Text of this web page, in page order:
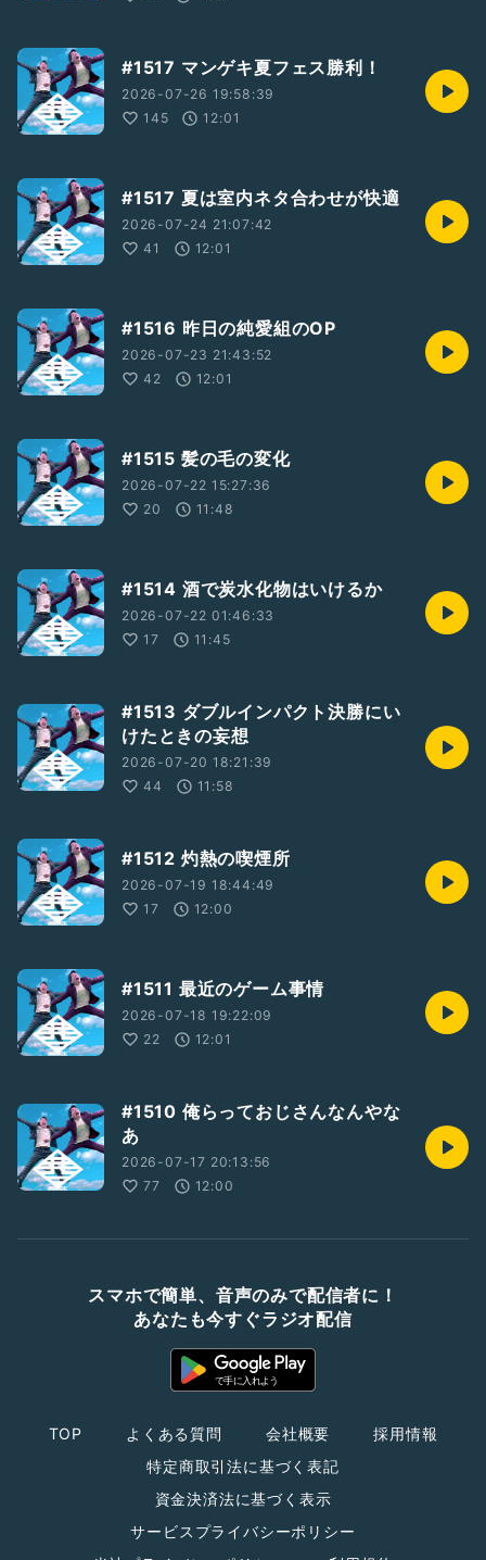
#1517 マンゲキ夏フェス勝利！
2026-07-26 19:58:39
145
12:01
#1517 夏は室内ネタ合わせが快適
2026-07-24 21:07:42
41
12:01
#1516 昨日の純愛組のOP
2026-07-23 21:43:52
42
12:01
#1515 髪の毛の変化
2026-07-22 15:27:36
20
11:48
#1514 酒で炭水化物はいけるか
2026-07-22 01:46:33
17
11:45
#1513 ダブルインパクト決勝にい
けたときの妄想
2026-07-20 18:21:39
44
11:58
#1512 灼熱の喫煙所
2026-07-19 18:44:49
17
12:00
#1511 最近のゲーム事情
2026-07-18 19:22:09
22
12:01
#1510 俺らっておじさんなんやな
あ
2026-07-17 20:13:56
77
12:00
スマホで簡単、音声のみで配信者に！
あなたも今すぐラジオ配信
TOP よくある質問 会社概要
採用情報
特定商取引法に基づく表記
資金決済法に基づく表示
サービスプライバシーポリシー